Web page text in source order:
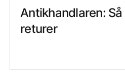
Antikhandlaren:
returer